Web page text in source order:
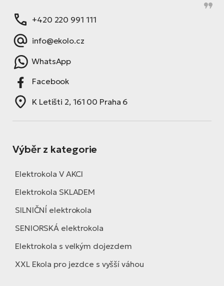
+420 220 991 111
info@ekolo.cz
WhatsApp
Facebook
K Letišti 2, 161 00 Praha 6
Výběr z kategorie
Elektrokola V AKCI
Elektrokola SKLADEM
SILNIČNÍ elektrokola
SENIORSKÁ elektrokola
Elektrokola s velkým dojezdem
XXL Ekola pro jezdce s vyšší váhou